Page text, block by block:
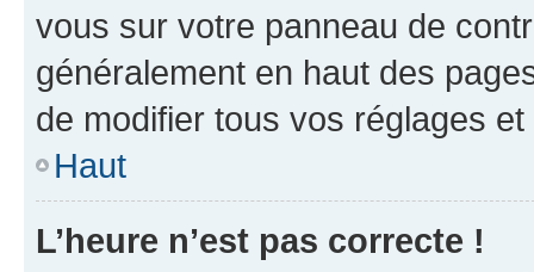
vous sur votre panneau de
généralement en haut des
de modifier tous vos réglages
Haut
L’heure n’est pas correcte !